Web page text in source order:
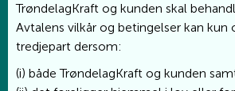
TrøndelagKraft og kunden skal
Avtalens vilkår og betingelser kan kun
tredjepart dersom:
(i) både TrøndelagKraft og kunden